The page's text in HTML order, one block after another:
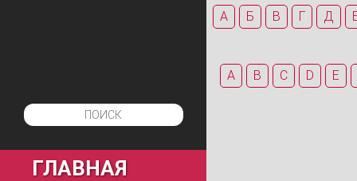
ГЛАВНАЯ
А Б В Г Д
A B C D E